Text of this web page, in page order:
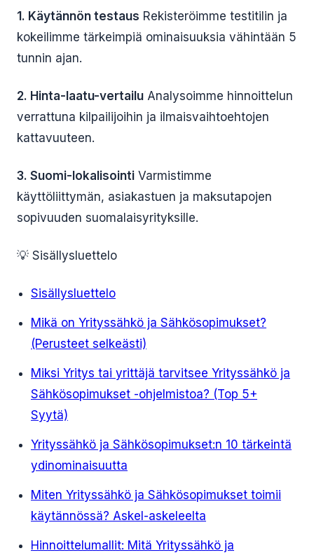
1. Käytännön testaus Rekisteröimme testitilin ja
kokeilimme tärkeimpiä ominaisuuksia vähintään 5
tunnin ajan.
2. Hinta-laatu-vertailu Analysoimme hinnoittelun
verrattuna kilpailijoihin ja ilmaisvaihtoehtojen
kattavuuteen.
3. Suomi-lokalisointi Varmistimme
käyttöliittymän, asiakastuen ja maksutapojen
sopivuuden suomalaisyrityksille.
💡 Sisällysluettelo
Sisällysluettelo
Mikä on Yrityssähkö ja Sähkösopimukset?
(Perusteet selkeästi)
Miksi Yritys tai yrittäjä tarvitsee Yrityssähkö ja
Sähkösopimukset -ohjelmistoa? (Top 5+
Syytä)
Yrityssähkö ja Sähkösopimukset:n 10 tärkeintä
ydinominaisuutta
Miten Yrityssähkö ja Sähkösopimukset toimii
käytännössä? Askel-askeleelta
Hinnoittelumallit: Mitä Yrityssähkö ja